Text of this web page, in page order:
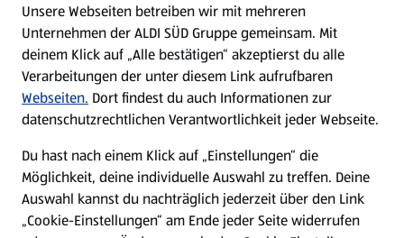
Fußzeilenmenü - weitere Links
Angebote & Aktionen
Prospekte
Unsere Webseiten betreiben wir mit mehreren
Unternehmen der ALDI SÜD Gruppe gemeinsam. Mit
deinem Klick auf „Alle bestätigen“ akzeptierst du alle
Verarbeitungen der unter diesem Link aufrufbaren
Webseiten. Dort findest du auch Informationen zur
datenschutzrechtlichen Verantwortlichkeit jeder Webseite.
Du hast nach einem Klick auf „Einstellungen“ die
Möglichkeit, deine individuelle Auswahl zu treffen. Deine
Auswahl kannst du nachträglich jederzeit über den Link
„Cookie-Einstellungen“ am Ende jeder Seite widerrufen